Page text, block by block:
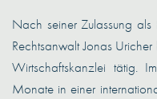
Nach seiner Zulassung
Rechtsanwalt Jonas
Wirtschaftskanzlei tätig.
Monate in einer